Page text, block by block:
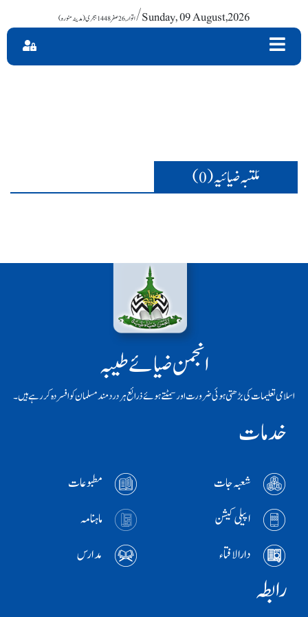
اتوار , 26 صفر 1448 ہجری (مدینہ منورہ)/ Sunday, 09 August,2026
مَلتبہ ضیائیہ (0)
انجمن ضیائے طیبہ
اسلامی تعلیمات کی بڑھتی ہوئی ضرورت اور سمٹتے ہوئے ذرائع ہر دردمند مسلمان کو افسردہ کر رہے ہیں۔
خدمات
شعبہ جات
مطبوعات
اپیلی کیشن
ماہنامہ
دارالافتاء
مدارس
رابطہ